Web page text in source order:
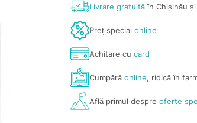
Livrare gratuităîn Chișinău
Preț specialonline
Achitare cucard
Cumpărăonline, ridică în
Află primul despreoferte